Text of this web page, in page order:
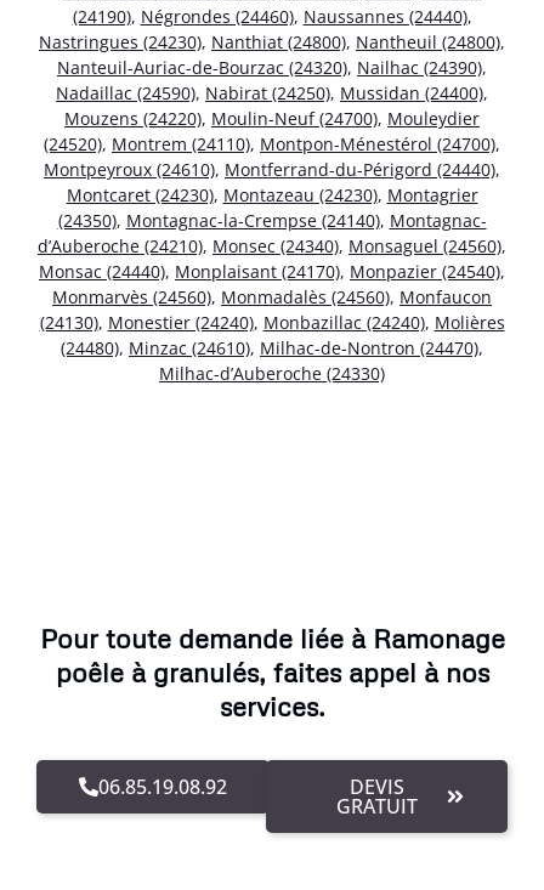
(24190), Négrondes (24460), Naussannes (24440),
Nastringues (24230), Nanthiat (24800), Nantheuil (24800),
Nanteuil-Auriac-de-Bourzac (24320), Nailhac (24390),
Nadaillac (24590), Nabirat (24250), Mussidan (24400),
Mouzens (24220), Moulin-Neuf (24700), Mouleydier
(24520), Montrem (24110), Montpon-Ménestérol (24700),
Montpeyroux (24610), Montferrand-du-Périgord (24440),
Montcaret (24230), Montazeau (24230), Montagrier
(24350), Montagnac-la-Crempse (24140), Montagnac-
d’Auberoche (24210), Monsec (24340), Monsaguel (24560),
Monsac (24440), Monplaisant (24170), Monpazier (24540),
Monmarvès (24560), Monmadalès (24560), Monfaucon
(24130), Monestier (24240), Monbazillac (24240), Molières
(24480), Minzac (24610), Milhac-de-Nontron (24470),
Milhac-d’Auberoche (24330)
Pour toute demande liée à Ramonage
poêle à granulés, faites appel à nos
services.
06.85.19.08.92 DEVIS
GRATUIT